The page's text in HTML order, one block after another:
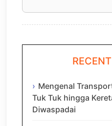
Mengenal
Tuk Tuk hingga
Diwaspadai